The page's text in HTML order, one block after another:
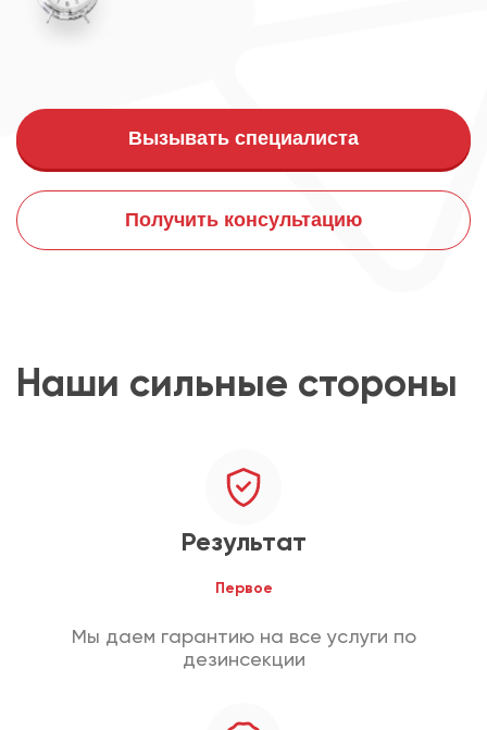
Вызывать специалиста
Получить консультацию
Наши сильные стороны
Результат
Первое
Мы даем гарантию на все услуги по
дезинсекции